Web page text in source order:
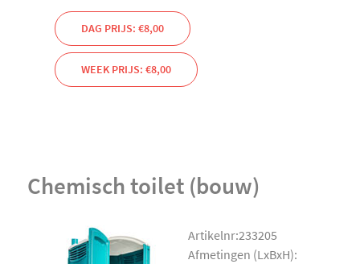
DAG PRIJS: €8,00
WEEK PRIJS: €8,00
Chemisch toilet (bouw)
Artikelnr:233205
Afmetingen (LxBxH):